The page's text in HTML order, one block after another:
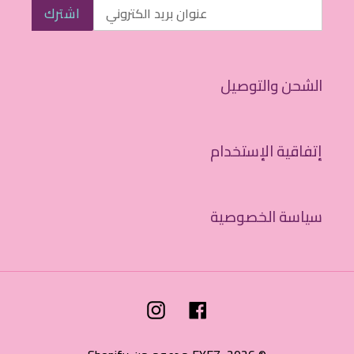
اشترك
الشحن والتوصيل
إتفاقية الإستخدام
سياسة الخصوصية
Facebook
Instagram